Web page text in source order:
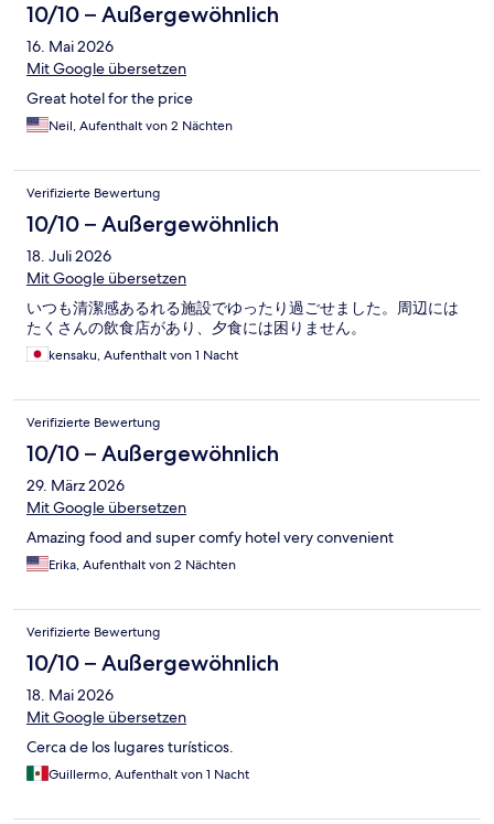
10/10 – Außergewöhnlich
16. Mai 2026
Mit Google übersetzen
Great hotel for the price
Neil, Aufenthalt von 2 Nächten
Verifizierte Bewertung
10/10 – Außergewöhnlich
18. Juli 2026
Mit Google übersetzen
いつも清潔感あるれる施設でゆったり過ごせました。周辺には
たくさんの飲食店があり、夕食には困りません。
kensaku, Aufenthalt von 1 Nacht
Verifizierte Bewertung
10/10 – Außergewöhnlich
29. März 2026
Mit Google übersetzen
Amazing food and super comfy hotel very convenient
Erika, Aufenthalt von 2 Nächten
Verifizierte Bewertung
10/10 – Außergewöhnlich
18. Mai 2026
Mit Google übersetzen
Cerca de los lugares turísticos.
Guillermo, Aufenthalt von 1 Nacht